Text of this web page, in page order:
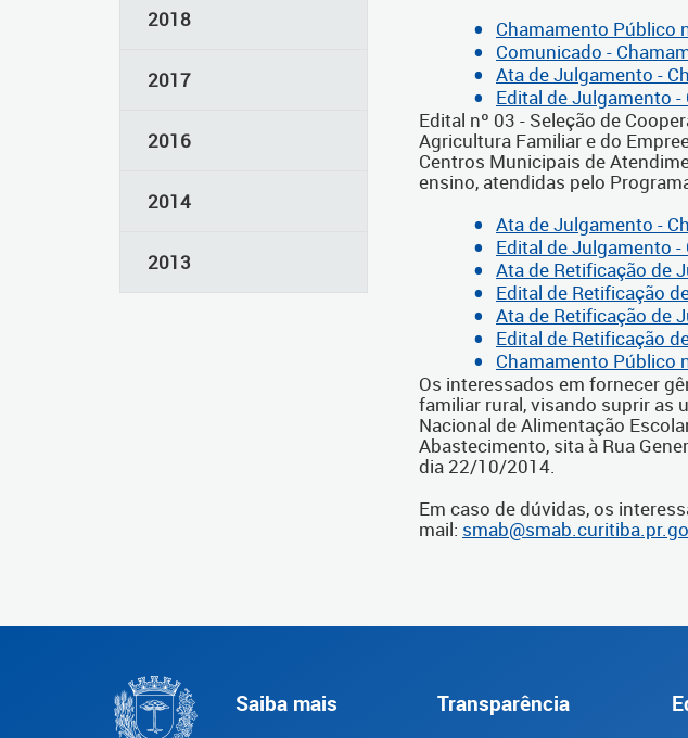
2018
2017
2016
2014
2013
Chamamento Público
Comunicado -
Ata de Julgamento -
Edital de Julgamento
Edital nº 03 - Seleção de
Agricultura Familiar e do
Centros Municipais de
ensino, atendidas pelo
Ata de Julgamento -
Edital de Julgamento
Ata de Retificação de
Edital de Retificação
Ata de Retificação de
Edital de Retificação
Chamamento Público
Os interessados em fornecer
familiar rural, visando suprir as
Nacional de Alimentação
Abastecimento, sita à Rua
dia 22/10/2014.
Em caso de dúvidas, os
mail:
Saiba mais Transparência